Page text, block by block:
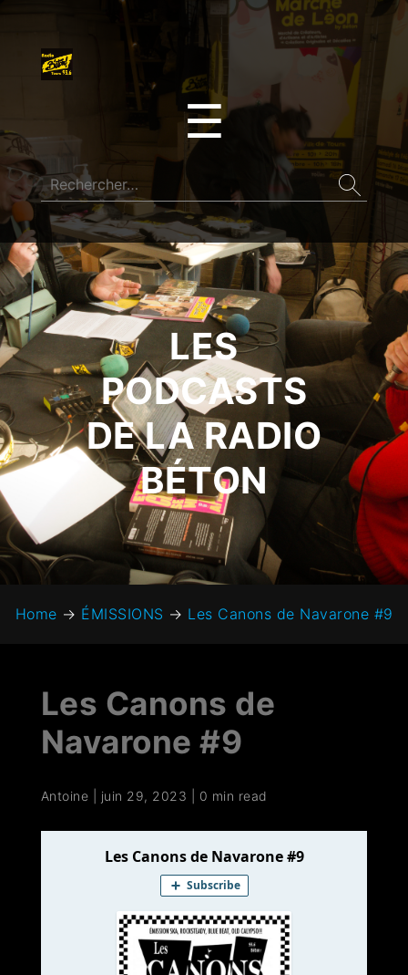
☰
LES
PODCASTS
DE LA RADIO
BÉTON
Home → ÉMISSIONS → Les Canons de Navarone #9
Les Canons de
Navarone #9
Antoine juin 29, 2023 0 min read